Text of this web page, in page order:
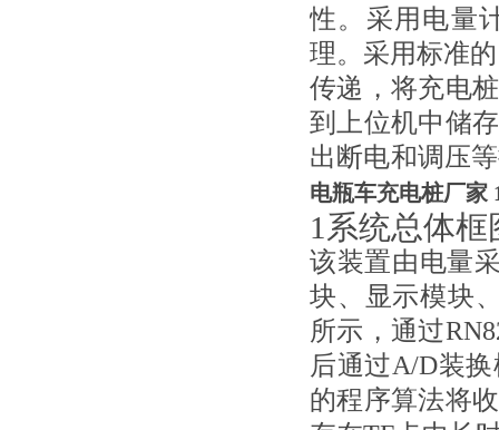
性。采用电量
理。采用标准
传递，将充电
到上位机中储
出断电和调压
电瓶车充电桩厂家
1系统总体框
该装置由电量
块、显示模块
所示，通过
后通过A/D装
的程序算法将